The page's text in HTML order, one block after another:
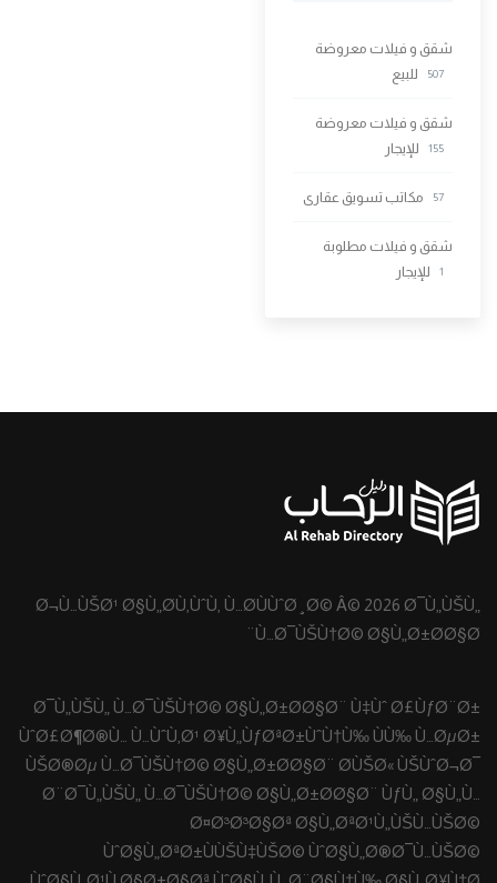
شقق و فيلات معروضة
للبيع
507
شقق و فيلات معروضة
للإيجار
155
مكاتب تسويق عقارى 57
شقق و فيلات مطلوبة
للإيجار
Ø¬Ù…ÙŠØ¹ Ø§Ù„Ø­Ù‚ÙˆÙ‚ Ù…Ø­ÙÙˆØ¸Ø© Â© 2026 Ø¯Ù„ÙŠÙ„
Ù…Ø¯ÙŠÙ†Ø© Ø§Ù„Ø±Ø­Ø§Ø¨
Ø¯Ù„ÙŠÙ„ Ù…Ø¯ÙŠÙ†Ø© Ø§Ù„Ø±Ø­Ø§Ø¨ Ù‡Ùˆ Ø£ÙƒØ¨Ø±
ÙˆØ£Ø¶Ø®Ù… Ù…ÙˆÙ‚Ø¹ Ø¥Ù„ÙƒØªØ±ÙˆÙ†Ù‰ ÙÙ‰ Ù…ØµØ±
ÙŠØ®Øµ Ù…Ø¯ÙŠÙ†Ø© Ø§Ù„Ø±Ø­Ø§Ø¨ Ø­ÙŠØ« ÙŠÙˆØ¬Ø¯
Ø¨Ø¯Ù„ÙŠÙ„ Ù…Ø¯ÙŠÙ†Ø© Ø§Ù„Ø±Ø­Ø§Ø¨ ÙƒÙ„ Ø§Ù„Ù…
Ø¤Ø³Ø³Ø§Øª Ø§Ù„ØªØ¹Ù„ÙŠÙ…ÙŠØ©
ÙˆØ§Ù„ØªØ±ÙÙŠÙ‡ÙŠØ© ÙˆØ§Ù„Ø®Ø¯Ù…ÙŠØ©